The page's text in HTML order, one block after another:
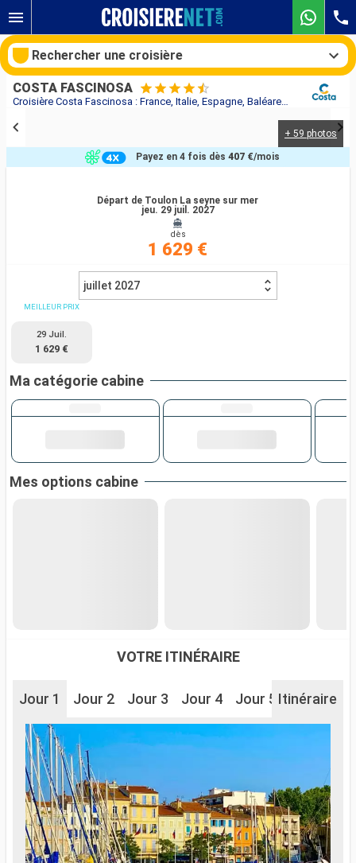
Croisière Costa Fascinosa : France, Italie, Espagne, Baléares au départ de Toulon La seyne sur mer
COSTA FASCINOSA
+ 59 photos
Départ de Toulon La seyne sur mer
jeu. 29 juil. 2027
dès
1 629 €
Payez en 4 fois dès 407 €/mois
juillet 2027
MEILLEUR PRIX
29 Juil.
1 629 €
Ma catégorie cabine
Mes options cabine
VOTRE ITINÉRAIRE
Jour 1 Jour 2 Jour 3 Jour 4 Jour 5 Jour 6
Itinéraire
Rechercher une croisière
Compagnies
Rechercher